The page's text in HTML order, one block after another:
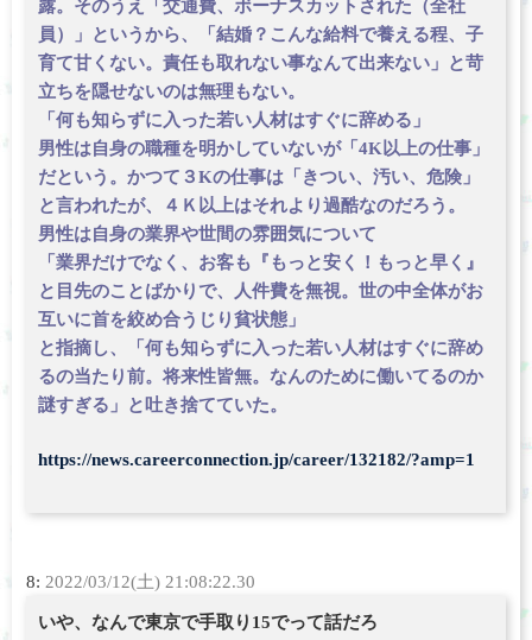
露。そのうえ「交通費、ボーナスカットされた（全社
員）」というから、「結婚？こんな給料で養える程、子
育て甘くない。責任も取れない事なんて出来ない」と苛
立ちを隠せないのは無理もない。
「何も知らずに入った若い人材はすぐに辞める」
男性は自身の職種を明かしていないが「4K以上の仕事」
だという。かつて３Kの仕事は「きつい、汚い、危険」
と言われたが、４Ｋ以上はそれより過酷なのだろう。
男性は自身の業界や世間の雰囲気について
「業界だけでなく、お客も『もっと安く！もっと早く』
と目先のことばかりで、人件費を無視。世の中全体がお
互いに首を絞め合うじり貧状態」
と指摘し、「何も知らずに入った若い人材はすぐに辞め
るの当たり前。将来性皆無。なんのために働いてるのか
謎すぎる」と吐き捨てていた。
https://news.careerconnection.jp/career/132182/?amp=1
8: 2022/03/12(土) 21:08:22.30
いや、なんで東京で手取り15でって話だろ